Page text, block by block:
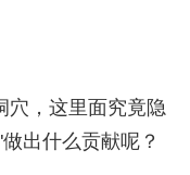
穴，这里面究竟隐
出什么贡献呢？